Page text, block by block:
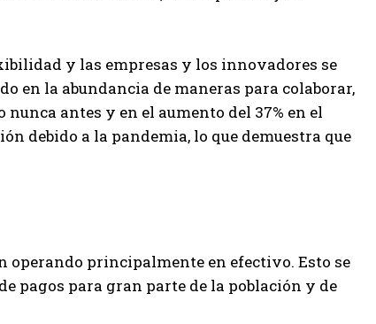
y las empresas y los innovadores se
en la abundancia de maneras para colaborar,
antes y en el aumento del 37% en el
debido a la pandemia, lo que demuestra que
operando principalmente en efectivo. Esto se
pagos para gran parte de la población y de